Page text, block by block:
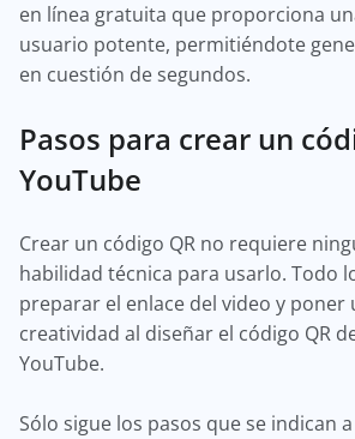
en línea gratuita que proporciona
usuario potente, permitiéndote
en cuestión de segundos.
Pasos para crear un
YouTube
Crear un código QR no requiere
habilidad técnica para usarlo. Todo
preparar el enlace del video y poner
creatividad al diseñar el código QR
YouTube.
Sólo sigue los pasos que se indican